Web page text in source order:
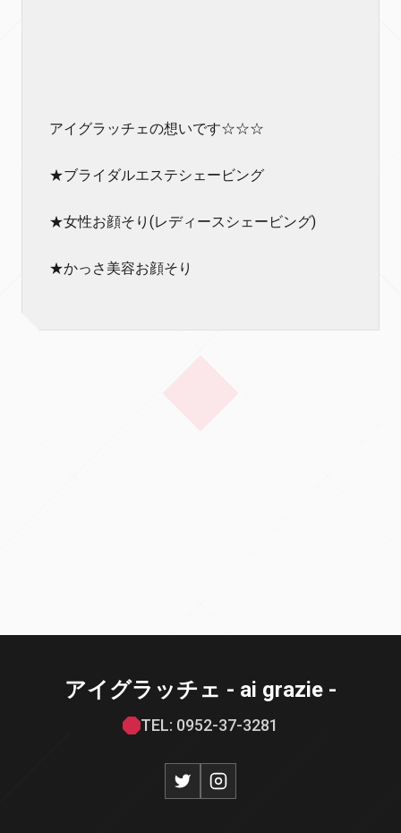
アイグラッチェの想いです☆☆☆
★ブライダルエステシェービング
★女性お顔そり(レディースシェービング)
★かっさ美容お顔そり
アイグラッチェ - ai grazie -
TEL: 0952-37-3281